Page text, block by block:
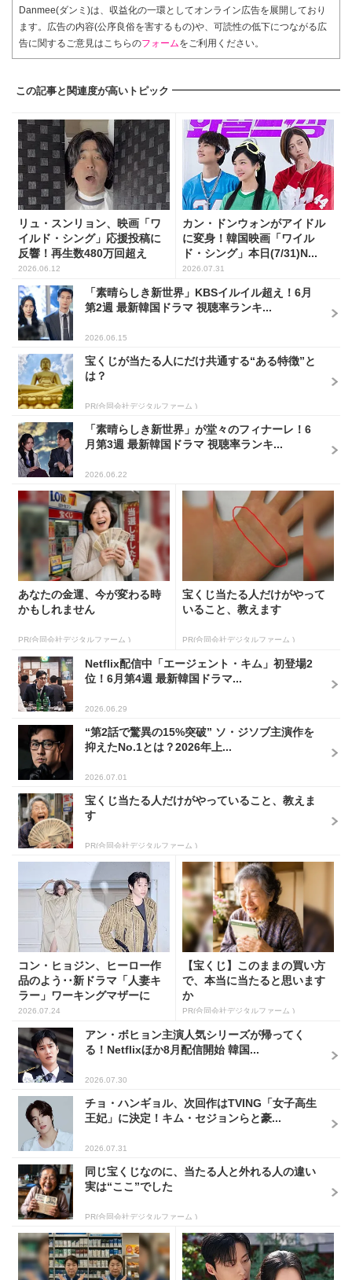
Danmee(ダンミ)は、収益化の一環としてオンライン広告を展開しており
ます。広告の内容(公序良俗を害するもの)や、可読性の低下につながる広
告に関するご意見はこちらのフォームをご利用ください。
この記事と関連度が高いトピック
リュ・スンリョン、映画「ワ
イルド・シング」応援投稿に
反響！再生数480万回超え
2026.06.12
カン・ドンウォンがアイドル
に変身！韓国映画「ワイル
ド・シング」本日(7/31)N...
2026.07.31
「素晴らしき新世界」KBSイルイル超え！6月
第2週 最新韓国ドラマ 視聴率ランキ...
2026.06.15
宝くじが当たる人にだけ共通する“ある特徴”と
は？
PR(合同会社デジタルファーム )
「素晴らしき新世界」が堂々のフィナーレ！6
月第3週 最新韓国ドラマ 視聴率ランキ...
2026.06.22
あなたの金運、今が変わる時
かもしれません
PR(合同会社デジタルファーム )
宝くじ当たる人だけがやって
いること、教えます
PR(合同会社デジタルファーム )
Netflix配信中「エージェント・キム」初登場2
位！6月第4週 最新韓国ドラマ...
2026.06.29
“第2話で驚異の15%突破” ソ・ジソブ主演作を
抑えたNo.1とは？2026年上...
2026.07.01
宝くじ当たる人だけがやっていること、教えま
す
PR(合同会社デジタルファーム )
コン・ヒョジン、ヒーロー作
品のよう･･新ドラマ「人妻キ
ラー」ワーキングマザーに
変...
2026.07.24
【宝くじ】このままの買い方
で、本当に当たると思います
か
PR(合同会社デジタルファーム )
アン・ボヒョン主演人気シリーズが帰ってく
る！Netflixほか8月配信開始 韓国...
2026.07.30
チョ・ハンギョル、次回作はTVING「女子高生
王妃」に決定！キム・セジョンらと豪...
2026.07.31
同じ宝くじなのに、当たる人と外れる人の違い
実は“ここ”でした
PR(合同会社デジタルファーム )